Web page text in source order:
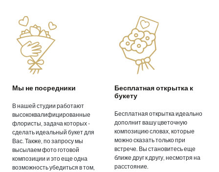
Мы не посредники
В нашей студии работают
высококвалифицированные
флористы, задача которых -
сделать идеальный букет для
Вас. Также, по запросу мы
высылаем фото готовой
композиции и это еще одна
возможность убедиться в том,
Бесплатная открытка к
букету
Бесплатная открытка идеально
дополнит вашу цветочную
композицию словах, которые
можно сказать только при
встрече. Вы становитесь еще
ближе друг к другу, несмотря на
расстояние.